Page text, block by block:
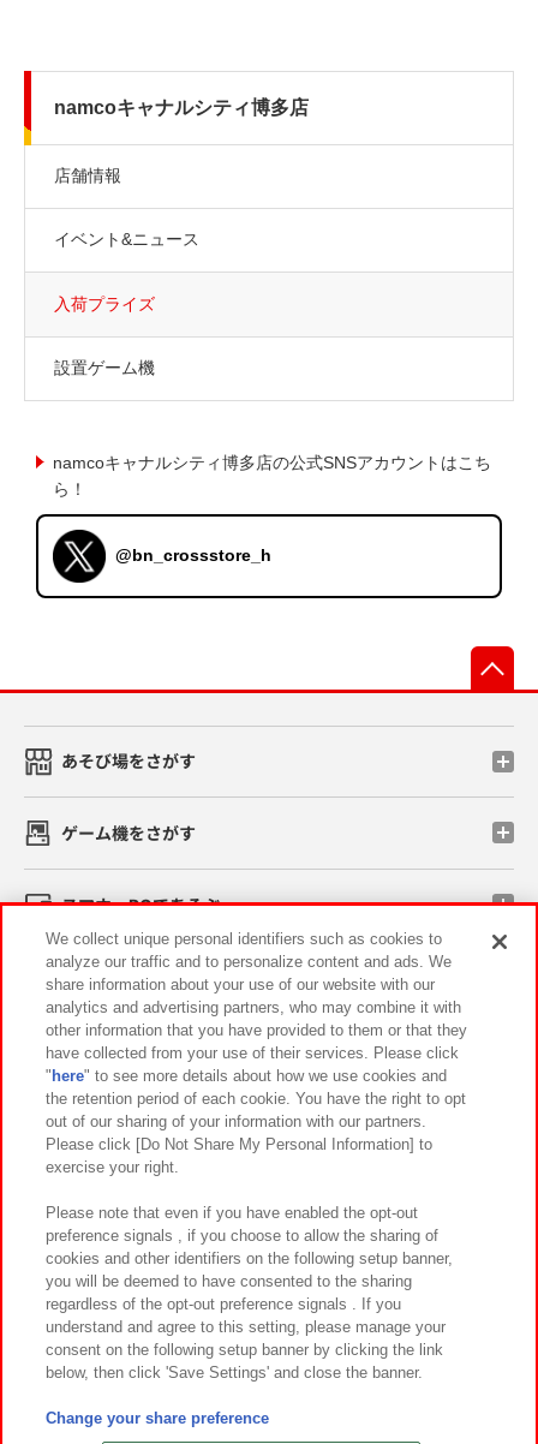
namcoキャナルシティ博多店
店舗情報
イベント&ニュース
入荷プライズ
設置ゲーム機
namcoキャナルシティ博多店の公式SNSアカウントはこち
ら！
@bn_crossstore_h
あそび場をさがす
ゲーム機をさがす
スマホ・PCであそぶ
イベント・キャンペーン
関連会社 サステナビリティ サイトポリシー
プライバシーポリシー ウェブアクセシビリティ方針と検証結果
お取引先さまとともに
カスタマーハラスメント対応方針 よくあるご質問・お問い合わせ
©Bandai Namco Amusement Inc.
©Bandai Namco Amusement Lab Inc.
We collect unique personal identifiers such as cookies to
analyze our traffic and to personalize content and ads. We
share information about your use of our website with our
analytics and advertising partners, who may combine it with
other information that you have provided to them or that they
have collected from your use of their services. Please click
" here" to see more details about how we use cookies and
the retention period of each cookie. You have the right to opt
out of our sharing of your information with our partners.
Please click [Do Not Share My Personal Information] to
exercise your right.
Please note that even if you have enabled the opt-out
preference signals , if you choose to allow the sharing of
cookies and other identifiers on the following setup banner,
you will be deemed to have consented to the sharing
regardless of the opt-out preference signals . If you
understand and agree to this setting, please manage your
consent on the following setup banner by clicking the link
below, then click 'Save Settings' and close the banner.
Change your share preference